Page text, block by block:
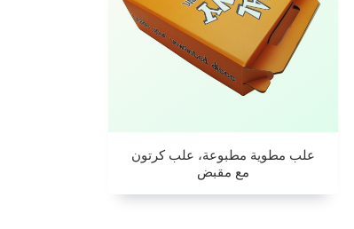
علب مطوية مطبوعة، علب كرتون
مع مقبض